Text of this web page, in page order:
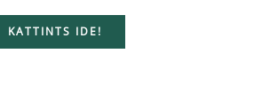
KATTINTS IDE!